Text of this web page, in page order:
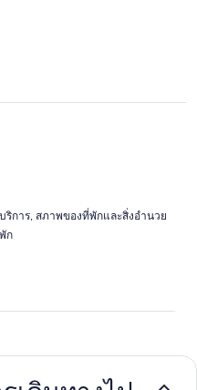
การ, สภาพของที่พักและสิ่งอำนวย
ก